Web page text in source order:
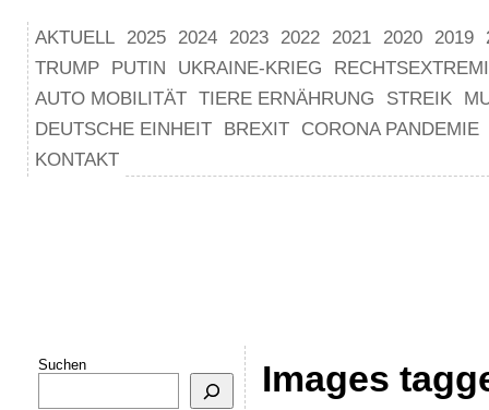
AKTUELL 2025 2024 2023 2022 2021 2020 2019
TRUMP
PUTIN UKRAINE-KRIEG
AUTO MOBILITÄT TIERE ERNÄHRUNG STREIK
DEUTSCHE EINHEIT
BREXIT
CORONA PANDEMIE
KONTAKT
Suchen Images